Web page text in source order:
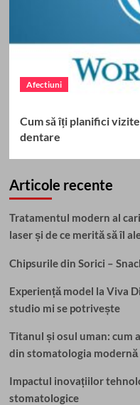
Afectiuni
Cum să îți planifici
dentare
Articole recente
Tratamentul modern al
laser și de ce merită să îl
Chipsurile din Sorici –
Experiență model la Viva
studio mi se potrivește
Titanul și osul uman: cum
din stomatologia modernă
Impactul inovațiilor
stomatologice